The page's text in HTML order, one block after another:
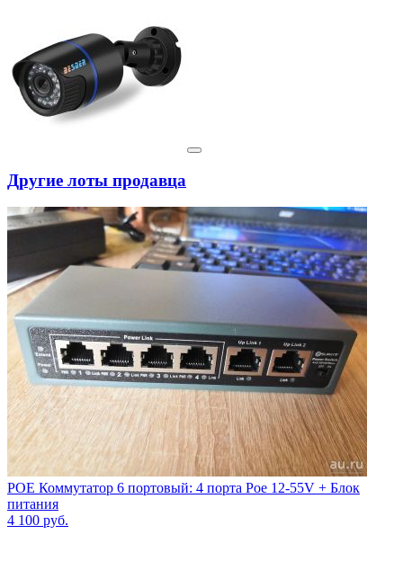
Другие лоты продавца
POE Коммутатор 6 портовый: 4 порта Poe 12-55V + Блок
питания
4 100 руб.